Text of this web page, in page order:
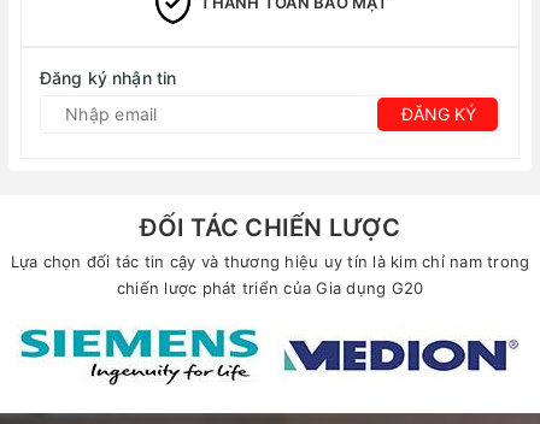
Đăng ký nhận tin
ĐĂNG KÝ
ĐỐI TÁC CHIẾN LƯỢC
Lựa chọn đối tác tin cậy và thương hiệu uy tín là kim chỉ nam trong
chiến lược phát triển của Gia dụng G20